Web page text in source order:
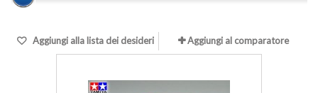
Aggiungi alla lista dei desideri Aggiungi al comparatore